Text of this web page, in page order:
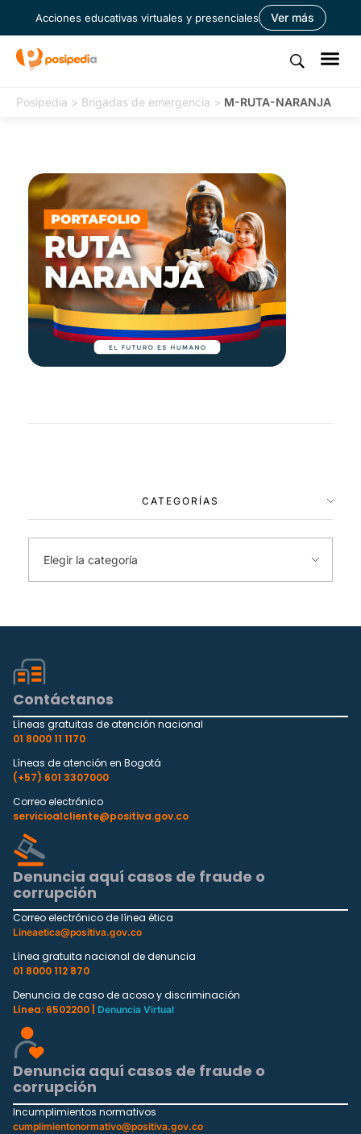
Acciones educativas virtuales y presenciales Ver más
Posipedia > Brigadas de emergencia > M-RUTA-NARANJA
CATEGORÍAS
Contáctanos
Líneas gratuitas de atención nacional
01 8000 11 1170
Líneas de atención en Bogotá
(+57) 601 3307000
Correo electrónico
servicioalcliente@positiva.gov.co
Denuncia aquí casos de fraude o
corrupción
Correo electrónico de línea ética
Lineaetica@positiva.gov.co
Línea gratuita nacional de denuncia
01 8000 112 870
Denuncia de caso de acoso y discriminación
Línea: 6502200 |
Denuncia Virtual
Denuncia aquí casos de fraude o
corrupción
Incumplimientos normativos
cumplimientonormativo@positiva.gov.co